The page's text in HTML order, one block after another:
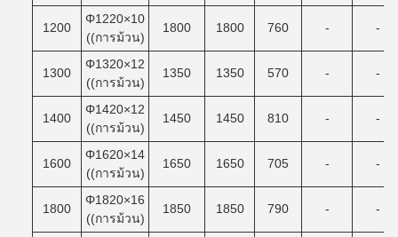
1200
Φ1220×10
((การม้วน)
1800 1800 760 - -
1300
Φ1320×12
((การม้วน)
1350 1350 570 - -
1400
Φ1420×12
((การม้วน)
1450 1450 810 - -
1600
Φ1620×14
((การม้วน)
1650 1650 705 - -
1800
Φ1820×16
((การม้วน)
1850 1850 790 - -